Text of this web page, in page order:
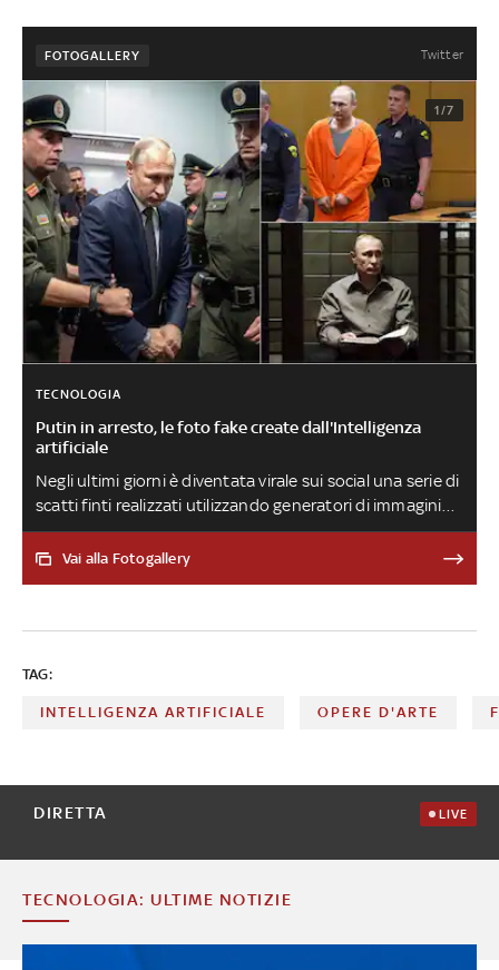
FOTOGALLERY Twitter
1/7
TECNOLOGIA
Putin in arresto, le foto fake create dall'Intelligenza
artificiale
Negli ultimi giorni è diventata virale sui social una serie di
scatti finti realizzati utilizzando generatori di immagini
sempre più sofisticati, alimentati dall’IA. Dopo il falso
arresto di Donald Trump e la foto di Papa Francesco che
Vai alla Fotogallery
TAG:
INTELLIGENZA ARTIFICIALE OPERE D'ARTE
DIRETTA LIVE
TECNOLOGIA: ULTIME NOTIZIE